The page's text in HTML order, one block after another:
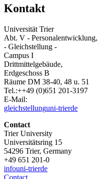
Kontakt
Universität Trier
Abt. V -
- Gleichstellung -
Campus I
Drittmittelgebäude,
Erdgeschoss B
Räume DM 38-40, 48 u. 51
Tel.:++49 (0)651 201-3197
E-Mail:
gleichstellunguni-trierde
Contact
Trier University
Universitätsring 15
54296 Trier, Germany
+49 651 201-0
infouni-trierde
Contact